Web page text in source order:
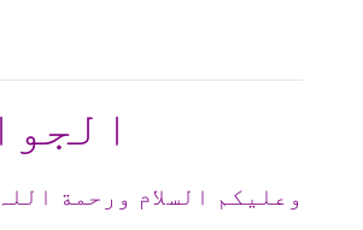
وعلیکم السلام ورحمة